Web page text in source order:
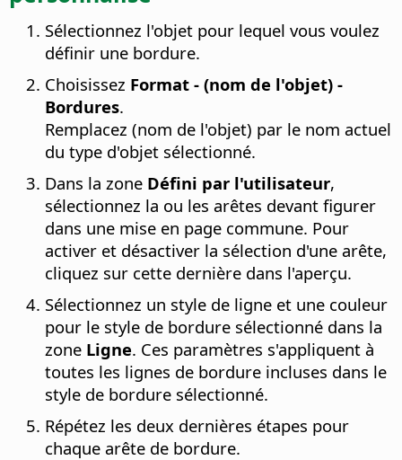
Sélectionnez l'objet pour lequel vous voulez
définir une bordure.
Choisissez Format - (nom de l'objet) -
Bordures.
Remplacez (nom de l'objet) par le nom actuel
du type d'objet sélectionné.
Dans la zone Défini par l'utilisateur,
sélectionnez la ou les arêtes devant figurer
dans une mise en page commune. Pour
activer et désactiver la sélection d'une arête,
cliquez sur cette dernière dans l'aperçu.
Sélectionnez un style de ligne et une couleur
pour le style de bordure sélectionné dans la
zone Ligne. Ces paramètres s'appliquent à
toutes les lignes de bordure incluses dans le
style de bordure sélectionné.
Répétez les deux dernières étapes pour
chaque arête de bordure.